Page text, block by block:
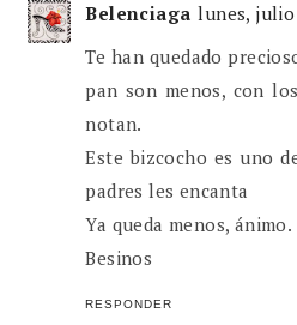
Belenciaga lunes, julio
Te han quedado
pan son menos, con
notan.
Este bizcocho es uno
padres les encanta
Ya queda menos, ánimo.
Besinos
RESPONDER